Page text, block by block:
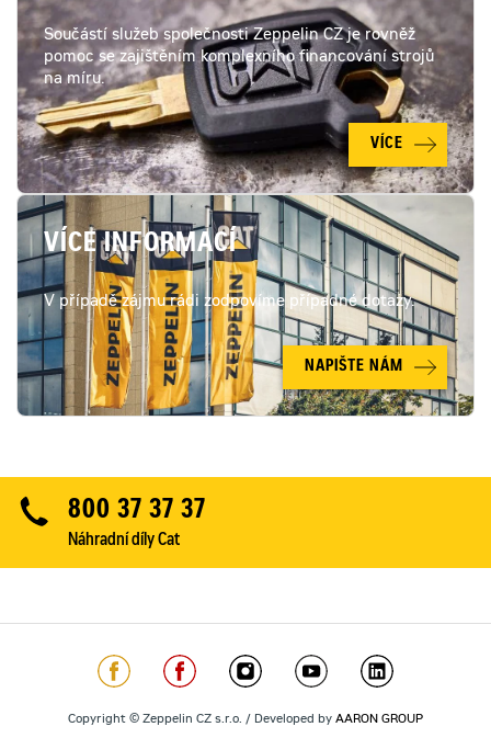
Součástí služeb společnosti Zeppelin CZ je rovněž
pomoc se zajištěním komplexního financování strojů
na míru.
VÍCE
VÍCE INFORMACÍ
V případě zájmu rádi zodpovíme případné dotazy.
NAPIŠTE NÁM
800 37 37 37
Náhradní díly Cat
Copyright © Zeppelin CZ s.r.o. / Developed by AARON GROUP